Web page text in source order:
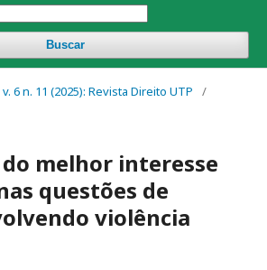
Buscar
v. 6 n. 11 (2025): Revista Direito UTP
/
melhor interesse
questões de
violência